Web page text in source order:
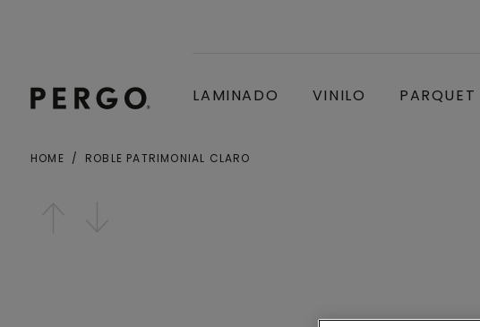
LAMINADO VINILO PARQUET
HOME ROBLE PATRIMONIAL CLARO